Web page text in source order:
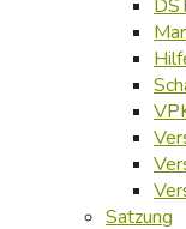
Satzung